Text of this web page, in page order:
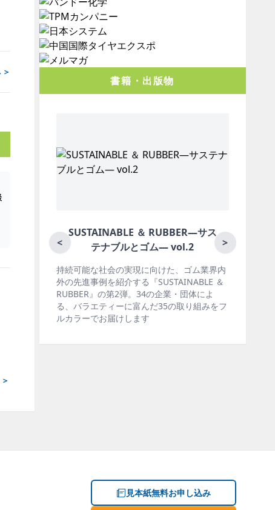
書籍・出版物
< >
＆ RUBBER―サス
ルとゴム― vol.2
実現に向けた、ゴム業界内
介する『SUSTAINABLE ＆
。34の企業・団体によ
に富んだ35の取り組みをフ
ます
月刊ラバーインダストリ
ゴム報知新聞の姉妹誌。ゴム・エ
製品・市場分野別の動向、新製品
材料動向、設備・機械の紹介、イ
ー、海外企業情報、統計などをコ
掲載しています。エッセイ（寄稿
見本紙無料お申し込み